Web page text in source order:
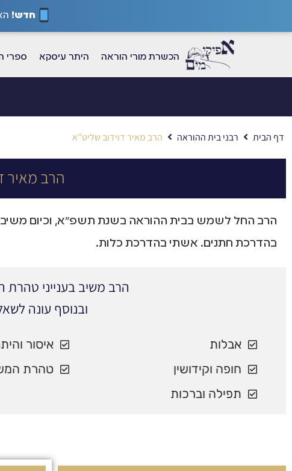
חדש!
הכשרת מורי הוראה היתר עיסקא ספרי
דף הבית רבני בית ההוראה הרב מאיר דוידוב שליט"א
הרב מאיר
הרב החל לשמש בבית ההוראה בשנת תשפ"א, וכיום משיב
בהדרכת חתנים. אשתי בהדרכת כלות.
הרב משיב בענייני
ובנוסף עונה
אבלות איסור
חופה וקידושין
טהרת
תפילה וברכות